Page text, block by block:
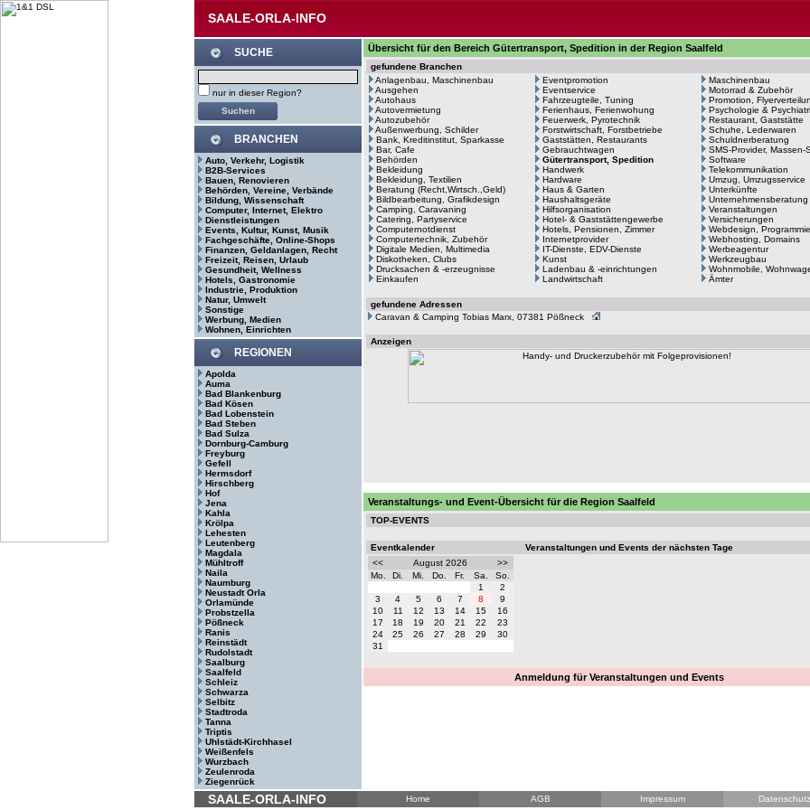
SAALE-ORLA-INFO
SUCHE
nur in dieser Region?
BRANCHEN
Auto, Verkehr, Logistik
B2B-Services
Bauen, Renovieren
Behörden, Vereine, Verbände
Bildung, Wissenschaft
Computer, Internet, Elektro
Dienstleistungen
Events, Kultur, Kunst, Musik
Fachgeschäfte, Online-Shops
Finanzen, Geldanlagen, Recht
Freizeit, Reisen, Urlaub
Gesundheit, Wellness
Hotels, Gastronomie
Industrie, Produktion
Natur, Umwelt
Sonstige
Werbung, Medien
Wohnen, Einrichten
REGIONEN
Apolda
Auma
Bad Blankenburg
Bad Kösen
Bad Lobenstein
Bad Steben
Bad Sulza
Dornburg-Camburg
Freyburg
Gefell
Hermsdorf
Hirschberg
Hof
Jena
Kahla
Krölpa
Lehesten
Leutenberg
Magdala
Mühltroff
Naila
Naumburg
Neustadt Orla
Orlamünde
Probstzella
Pößneck
Ranis
Reinstädt
Rudolstadt
Saalburg
Saalfeld
Schleiz
Schwarza
Selbitz
Stadtroda
Tanna
Triptis
Uhlstädt-Kirchhasel
Weißenfels
Wurzbach
Zeulenroda
Ziegenrück
Übersicht für den Bereich Gütertransport, Spedition in der Region Saalfeld
gefundene Branchen
Anlagenbau, Maschinenbau
Ausgehen
Autohaus
Autovermietung
Autozubehör
Außenwerbung, Schilder
Bank, Kreditinstitut, Sparkasse
Bar, Cafe
Behörden
Bekleidung
Bekleidung, Textilien
Beratung (Recht,Wirtsch.,Geld)
Bildbearbeitung, Grafikdesign
Camping, Caravaning
Catering, Partyservice
Computernotdienst
Computertechnik, Zubehör
Digitale Medien, Multimedia
Diskotheken, Clubs
Drucksachen & -erzeugnisse
Einkaufen
Eventpromotion
Eventservice
Fahrzeugteile, Tuning
Ferienhaus, Ferienwohung
Feuerwerk, Pyrotechnik
Forstwirtschaft, Forstbetriebe
Gaststätten, Restaurants
Gebrauchtwagen
Gütertransport, Spedition
Handwerk
Hardware
Haus & Garten
Haushaltsgeräte
Hilfsorganisation
Hotel- & Gaststättengewerbe
Hotels, Pensionen, Zimmer
Internetprovider
IT-Dienste, EDV-Dienste
Kunst
Ladenbau & -einrichtungen
Landwirtschaft
Maschinenbau
Motorrad & Zubehör
Promotion,
Psychologie &
Restaurant, Gaststätte
Schuhe, Lederwaren
Schuldnerberatung
SMS-Provider, Massen-
Software
Telekommunikation
Umzug, Umzugsservice
Unterkünfte
Unternehmensberatung
Veranstaltungen
Versicherungen
Webdesign,
Webhosting, Domains
Werbeagentur
Werkzeugbau
Wohnmobile,
Ämter
gefundene Adressen
Caravan & Camping Tobias Marx, 07381 Pößneck
Anzeigen
Veranstaltungs- und Event-Übersicht für die Region Saalfeld
TOP-EVENTS
Eventkalender
Veranstaltungen und Events der nächsten Tage
<<
August 2026
>>
Mo.
Di. Mi. Do. Fr. Sa.
So.
1
2
3
4 5 6 7 8
9
10
11 12 13 14 15
16
17
18 19 20 21 22
23
24
25 26 27 28 29
30
31
Anmeldung für Veranstaltungen und Events
SAALE-ORLA-INFO Home AGB Impressum Datenschutz